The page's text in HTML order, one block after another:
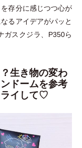
存分に感じつつ心が
るアイデアがパッと
スクジラ、P350ら
生き物の変わ
ドームを参考
ライして♡